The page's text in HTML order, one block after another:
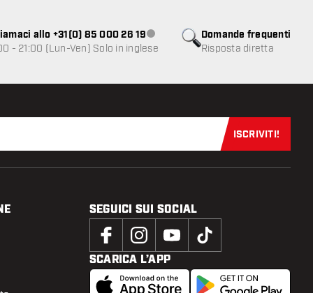
Domande frequenti
Risposta diretta
allo +31(0) 85 000 26 19Servizio clienti non disponibile
- 21:00 (Lun-Ven) Solo in inglese
Iscriviti
ISCRIVITI!
SEGUICI SUI SOCIAL
SCARICA L’APP